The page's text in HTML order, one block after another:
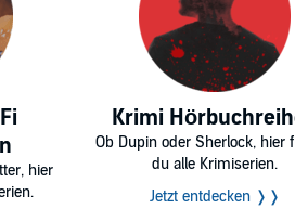
hier
Krimi
Ob Dupin oder Sherlock, hier
du alle Krimiserien.
Jetzt entdecken ❭❭